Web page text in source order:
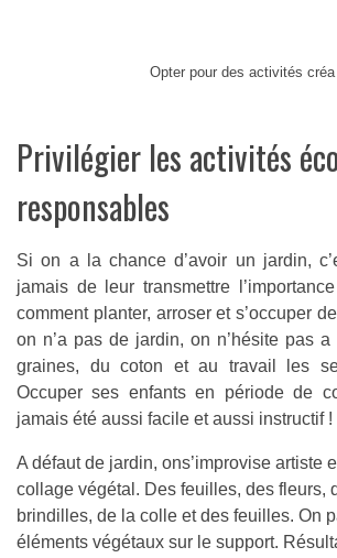
Opter pour des activités créa
Privilégier les activités
responsables
Si on a la chance d’avoir un jardin,
jamais de leur transmettre
comment planter, arroser et s’occuper
on n’a pas de jardin, on n’hésite pas
graines, du coton et au travail les
Occuper ses enfants en période de
jamais été aussi facile et aussi instructif !
A défaut de jardin, ons’improvise artiste
collage végétal. Des feuilles, des fleurs,
brindilles, de la colle et des feuilles. On
éléments végétaux sur le support.